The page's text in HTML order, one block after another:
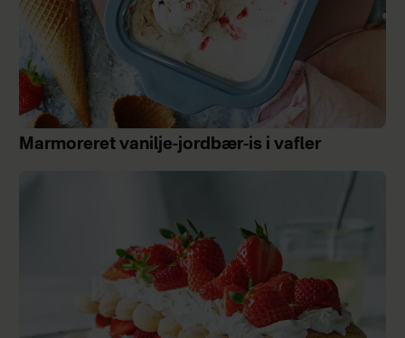
Marmoreret vanilje-jordbær-is i vafler